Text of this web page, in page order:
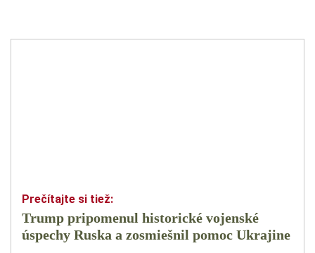
Trump pripomenul historické vojenské
úspechy Ruska a zosmiešnil pomoc Ukrajine